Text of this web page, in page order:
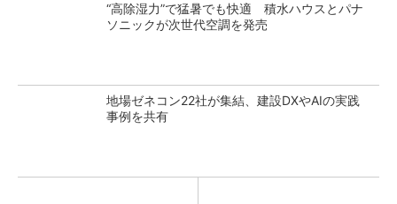
“高除湿力”で猛暑でも快適 積水ハウスとパナ
ソニックが次世代空調を発売
地場ゼネコン22社が集結、建設DXやAIの実践
事例を共有